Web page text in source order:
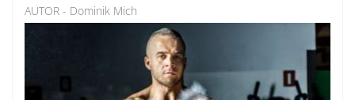
AUTOR - Dominik Mich